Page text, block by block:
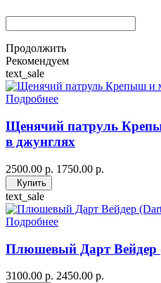
Продолжить
Рекомендуем
text_sale
Подробнее
Щенячий патруль
в джунглях
2500.00 р. 1750.00 р.
Купить
text_sale
Подробнее
Плюшевый Дарт Вейдер
3100.00 р. 2450.00 р.